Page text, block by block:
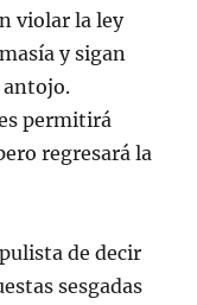
violar la ley
y sigan
antojo.
permitirá
regresará la
de decir
sesgadas